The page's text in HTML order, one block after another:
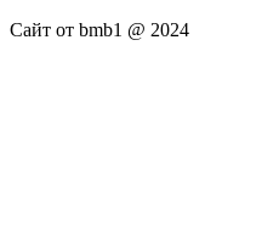
Сайт от bmb1 @ 2024